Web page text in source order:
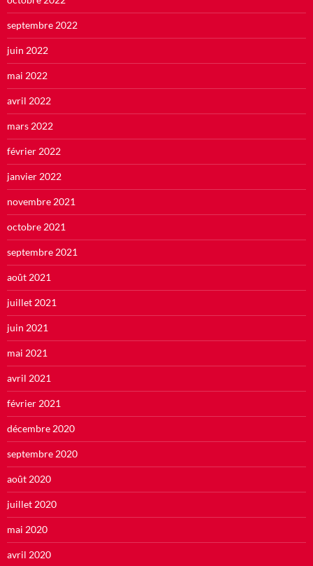
septembre 2022
juin 2022
mai 2022
avril 2022
mars 2022
février 2022
janvier 2022
novembre 2021
octobre 2021
septembre 2021
août 2021
juillet 2021
juin 2021
mai 2021
avril 2021
février 2021
décembre 2020
septembre 2020
août 2020
juillet 2020
mai 2020
avril 2020